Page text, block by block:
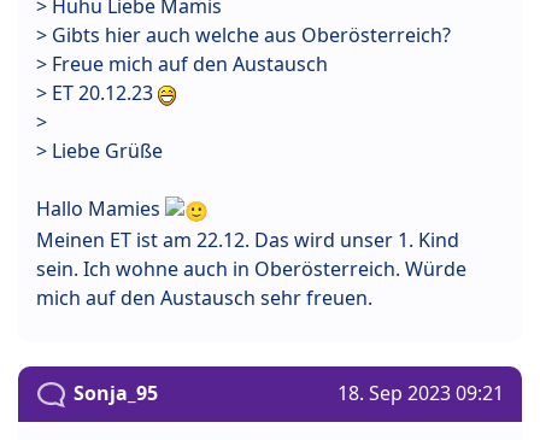
> Huhu Liebe Mamis
> Gibts hier auch welche aus Oberösterreich?
> Freue mich auf den Austausch
> ET 20.12.23
>
> Liebe Grüße
Hallo Mamies
Meinen ET ist am 22.12. Das wird unser 1. Kind
sein. Ich wohne auch in Oberösterreich. Würde
mich auf den Austausch sehr freuen.
Sonja_95 18. Sep 2023 09:21